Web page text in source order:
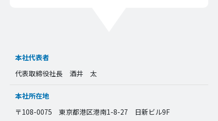
本社代表者
代表取締役社長 酒井 太
本社所在地
〒108-0075 東京都港区港南1-8-27 日新ビル9F